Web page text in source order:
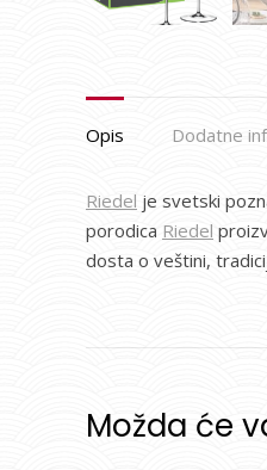
Opis Dodatne
Riedel je svetski
porodica Riedel
dosta o veštini,
Možda će